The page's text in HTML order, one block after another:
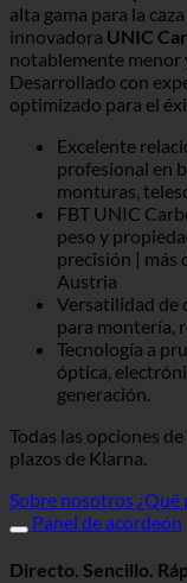
alta gama para la
innovadora UNIC
notablemente menor
Desarrollado con
optimizado para el
Excelente
profesional en
monturas,
FBT UNIC
peso y
precisión | más
Austria
Versatilidad de
para montería,
Tecnología a
óptica,
generación.
Todas las opciones
plazos de Klarna.
Sobre nosotros ¿Qué
Panel de acordeón
Directo. Sencillo.